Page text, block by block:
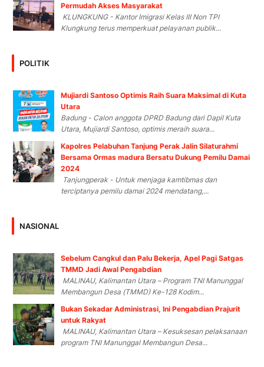
Permudah Akses Masyarakat
KLUNGKUNG - Kantor Imigrasi Kelas III Non TPI
Klungkung terus memperkuat pelayanan publik...
POLITIK
Mujiardi Santoso Optimis Raih Suara Maksimal di Kuta
Utara
Badung - Calon anggota DPRD Badung dari Dapil Kuta
Utara, Mujiardi Santoso, optimis meraih suara...
Kapolres Pelabuhan Tanjung Perak Jalin Silaturahmi
Bersama Ormas madura Bersatu Dukung Pemilu Damai
2024
Tanjungperak - Untuk menjaga kamtibmas dan
terciptanya pemilu damai 2024 mendatang,...
NASIONAL
Sebelum Cangkul dan Palu Bekerja, Apel Pagi Satgas
TMMD Jadi Awal Pengabdian
MALINAU, Kalimantan Utara – Program TNI Manunggal
Membangun Desa (TMMD) Ke-128 Kodim...
Bukan Sekadar Administrasi, Ini Pengabdian Prajurit
untuk Rakyat
MALINAU, Kalimantan Utara – Kesuksesan pelaksanaan
program TNI Manunggal Membangun Desa...